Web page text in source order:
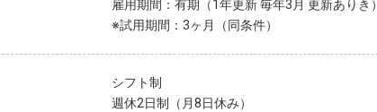
雇用期間：有期（1年更新 毎年3月 更新ありき）
※試用期間：3ヶ月（同条件）
シフト制
週休2日制（月8日休み）